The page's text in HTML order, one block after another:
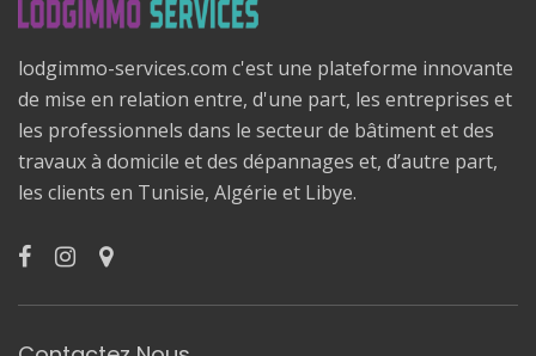
lodgimmo-services.com c'est une plateforme innovante
de mise en relation entre, d'une part, les entreprises et
les professionnels dans le secteur de bâtiment et des
travaux à domicile et des dépannages et, d’autre part,
les clients en Tunisie, Algérie et Libye.